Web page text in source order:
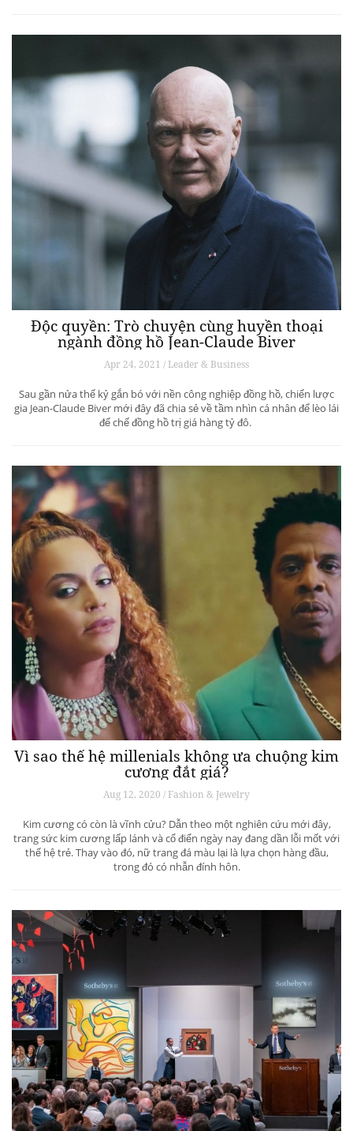
Độc quyền: Trò chuyện cùng huyền thoại
ngành đồng hồ Jean-Claude Biver
Apr 24, 2021 / Leader & Business
Sau gần nửa thế kỷ gắn bó với nền công nghiệp đồng hồ, chiến lược
gia Jean-Claude Biver mới đây đã chia sẻ về tầm nhìn cá nhân để lèo lái
đế chế đồng hồ trị giá hàng tỷ đô.
Vì sao thế hệ millenials không ưa chuộng kim
cương đắt giá?
Aug 12, 2020 / Fashion & Jewelry
Kim cương có còn là vĩnh cửu? Dẫn theo một nghiên cứu mới đây,
trang sức kim cương lấp lánh và cổ điển ngày nay đang dần lỗi mốt với
thế hệ trẻ. Thay vào đó, nữ trang đá màu lại là lựa chọn hàng đầu,
trong đó có nhẫn đính hôn.